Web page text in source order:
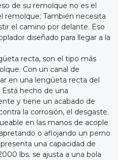
de su remolque no es el
remolque; También necesita
el camino por delante. Eso
diseñado para llegar a la
recta, son el tipo más
Con un canal de
en una lengüeta recta del
hecho de una
y tiene un acabado de
la corrosión, el desgaste.
en las manos de acople
o aflojando un perno
una capacidad de
lbs. se ajusta a una bola